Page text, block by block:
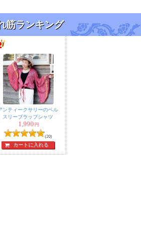
筋ランキング
ンティークサリーのベル
スリーブラップシャツ
1,990 円
(20)
カートに入れる